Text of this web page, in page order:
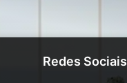
Redes Sociais